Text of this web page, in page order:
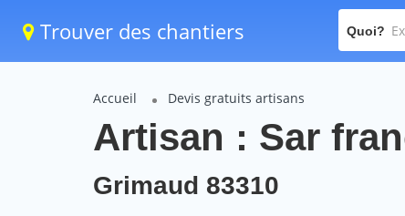
Trouver des chantiers Quoi?
Accueil Devis gratuits artisans
Artisan : Sar
Grimaud 83310